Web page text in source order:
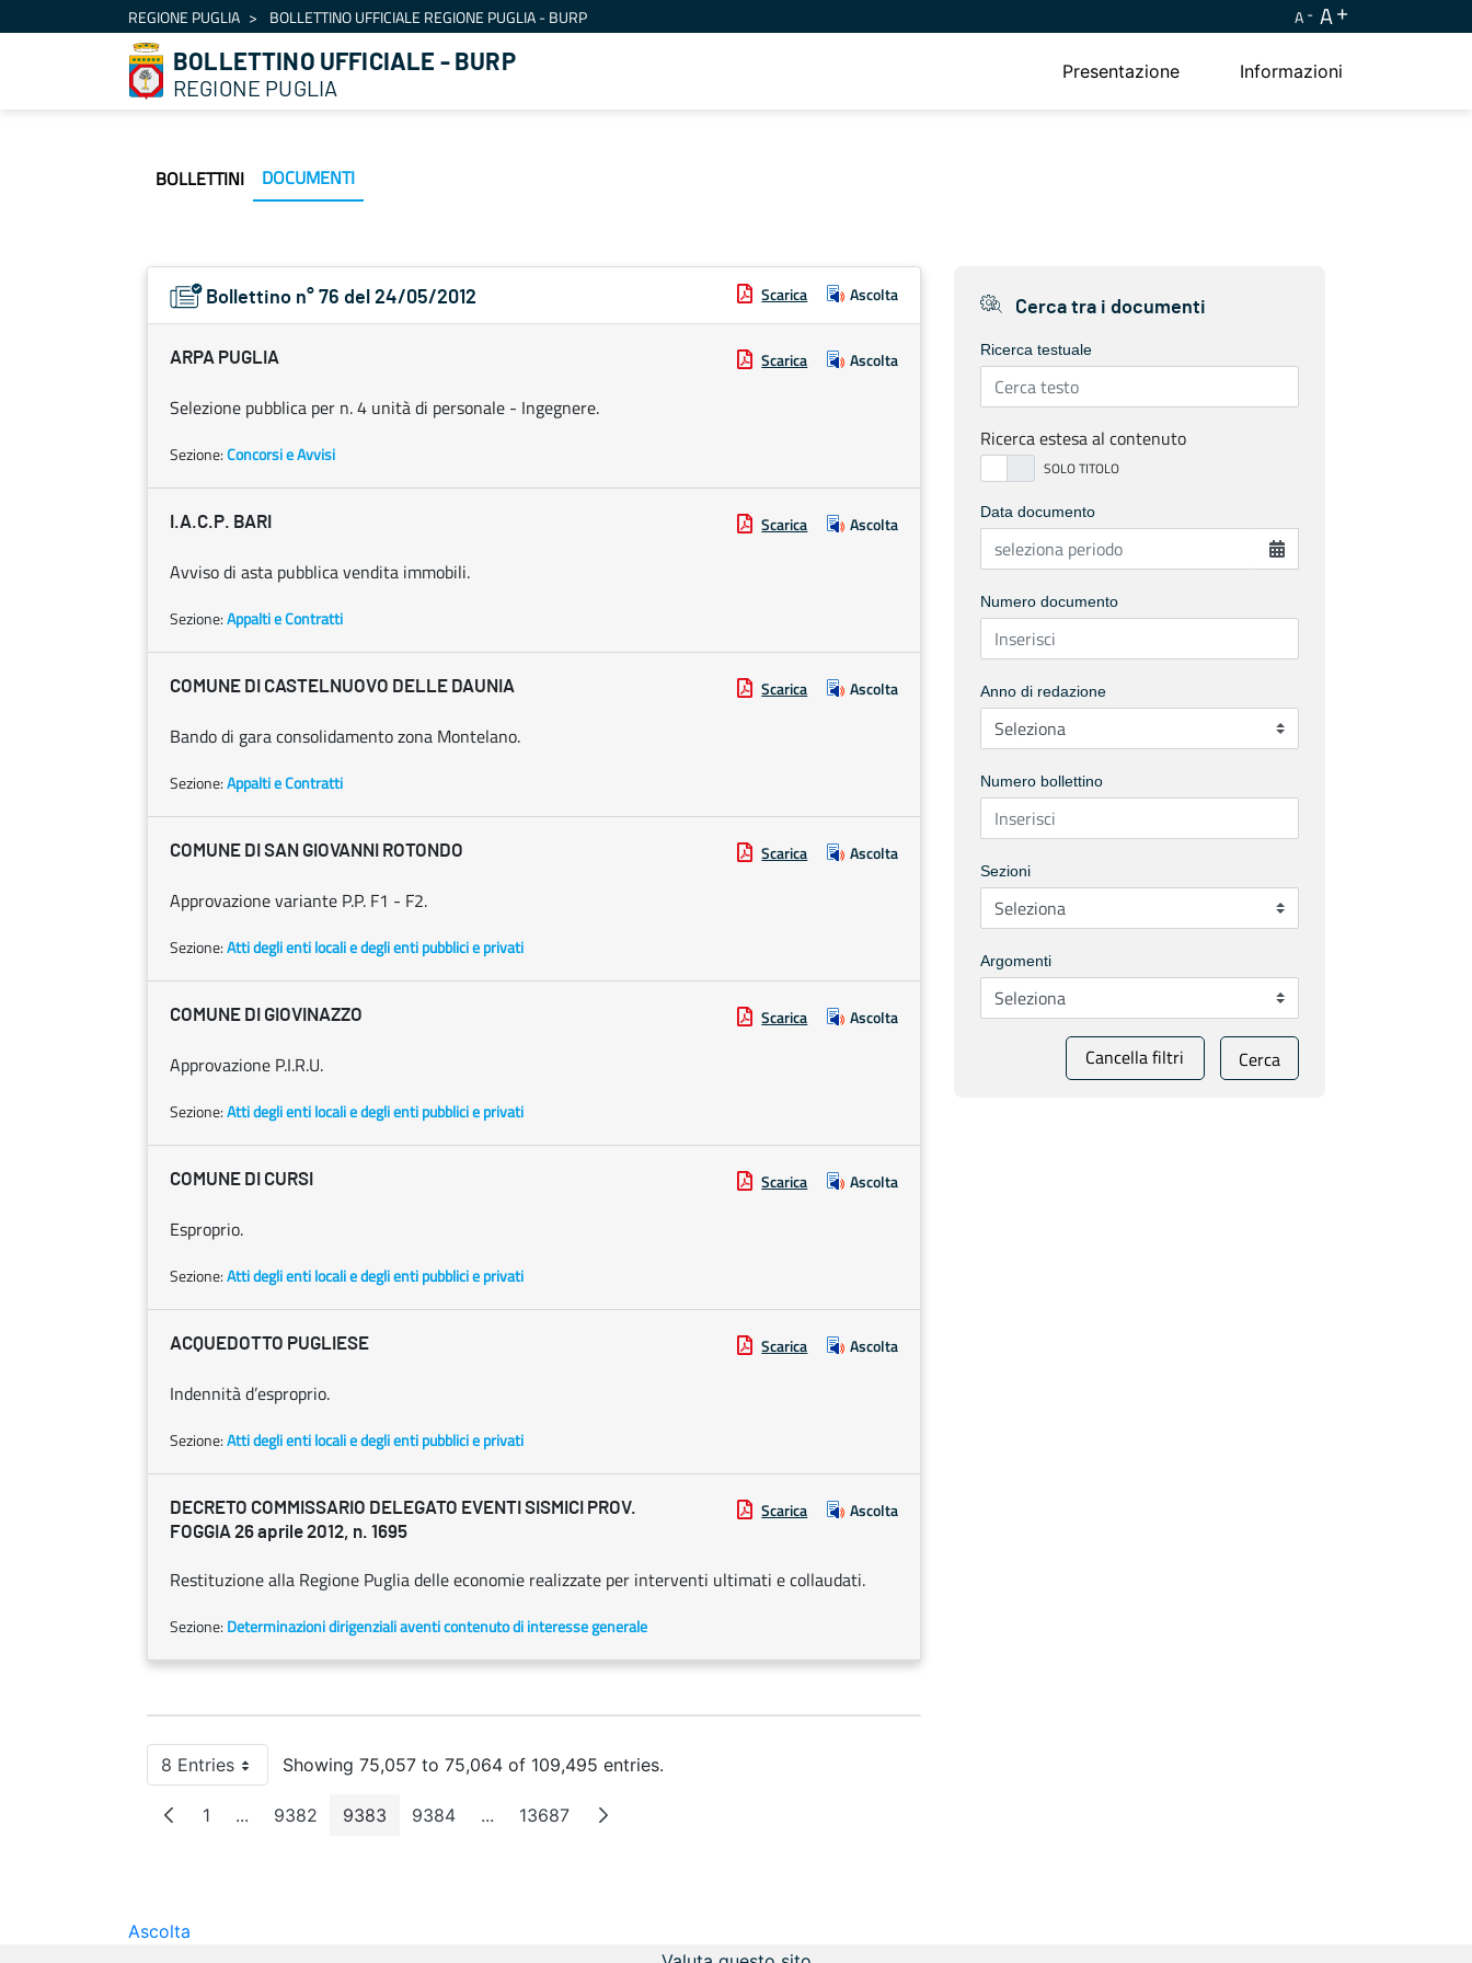
Skip to ContentREGIONE PUGLIA BOLLETTINO UFFICIALE REGIONE PUGLIA - BURP A A
BOLLETTINO UFFICIALE - BURP
REGIONE PUGLIA
Presentazione Informazioni
BOLLETTINI DOCUMENTI
Bollettino n° 76 del 24/05/2012 Scarica Ascolta
ARPA PUGLIA Scarica Ascolta
Selezione pubblica per n. 4 unità di personale - Ingegnere.
Sezione:Concorsi e Avvisi
I.A.C.P. BARI Scarica Ascolta
Avviso di asta pubblica vendita immobili.
Sezione:Appalti e Contratti
COMUNE DI CASTELNUOVO DELLE DAUNIA Scarica Ascolta
Bando di gara consolidamento zona Montelano.
Sezione:Appalti e Contratti
COMUNE DI SAN GIOVANNI ROTONDO Scarica Ascolta
Approvazione variante P.P. F1 - F2.
Sezione:Atti degli enti locali e degli enti pubblici e privati
COMUNE DI GIOVINAZZO Scarica Ascolta
Approvazione P.I.R.U.
Sezione:Atti degli enti locali e degli enti pubblici e privati
COMUNE DI CURSI Scarica Ascolta
Esproprio.
Sezione:Atti degli enti locali e degli enti pubblici e privati
ACQUEDOTTO PUGLIESE Scarica Ascolta
Indennità d’esproprio.
Sezione:Atti degli enti locali e degli enti pubblici e privati
DECRETO COMMISSARIO DELEGATO EVENTI SISMICI PROV.
FOGGIA 26 aprile 2012, n. 1695
Scarica Ascolta
Restituzione alla Regione Puglia delle economie realizzate per interventi ultimati e collaudati.
Sezione: Determinazioni dirigenziali aventi contenuto di interesse generale
8 EntriesPer PageShowing 75,057 to 75,064 of 109,495 entries.
Page
1 ...Intermediate Pages
Page
9382 Page
9383 Page
9384 ...Intermediate Pages
Page
13687
Cerca tra i documenti
Ricerca testuale
Ricerca estesa al contenuto
Data documento
Numero documento
Anno di redazione
Numero bollettino
Sezioni
Argomenti
Cancella filtri Cerca
Ascolta